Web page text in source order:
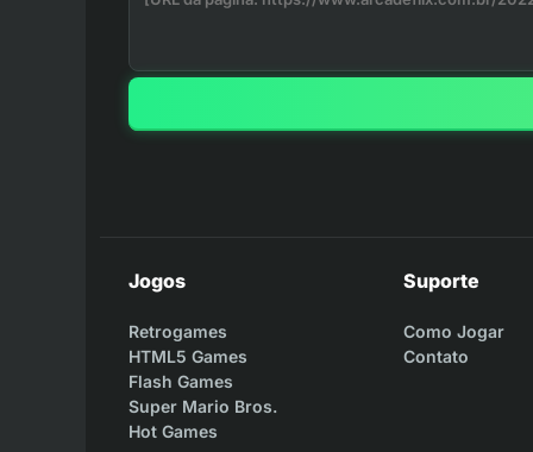
Jogos
Retrogames
HTML5 Games
Flash Games
Super Mario Bros.
Hot Games
Suporte
Como Jogar
Contato